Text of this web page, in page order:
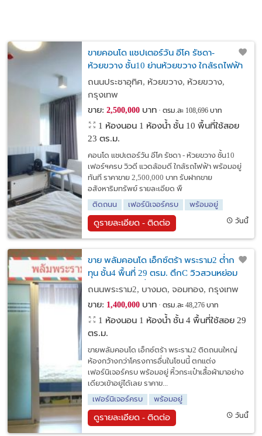
ขายคอนโด แชปเตอร์วัน อีโค รัชดา-
ห้วยขวาง ชั้น10 ย่านห้วยขวาง ใกล้รถไฟฟ้า
พร้อมอยู่ทันที
ถนนประชาอุทิศ, ห้วยขวาง, ห้วยขวาง,
กรุงเทพ
ขาย: 2,500,000บาท ตรม.ละ 108,696 บาท
1 ห้องนอน 1 ห้องน้ำ ชั้น 10 พื้นที่ใช้สอย
23 ตร.ม.
คอนโด แชปเตอร์วัน อีโค รัชดา - ห้วยขวาง ชั้น10
เฟอร์ฯครบ วิวดี แวดล้อมดี ใกล้รถไฟฟ้า พร้อมอยู่
ทันที ราคาขาย 2,500,000 บาท รับฝากขาย
อสังหาริมทรัพย์ รายละเอียด พื
ติดถนน
เฟอร์นิเจอร์ครบ พร้อมอยู่
ดูรายละเอียด - ติดต่อ วันนี้
ขาย พลัมคอนโด เอ็กซ์ตร้า พระราม2 ต่ำกว่า
ทุน ชั้น4 พื้นที่ 29 ตรม. ตึกC วิวสวนหย่อม
พร้อมอยู่ ราคาต่ำกว่าทุน
ถนนพระราม2, บางมด, จอมทอง, กรุงเทพ
ขาย: 1,400,000บาท ตรม.ละ 48,276 บาท
1 ห้องนอน 1 ห้องน้ำ ชั้น 4 พื้นที่ใช้สอย 29
ตร.ม.
ขายพลัมคอนโด เอ็กซ์ตร้า พระราม2 ติดถนนใหญ่
ห้องกว้างกว่าโครงการอื่นในโซนนี้ ตกแต่ง
เฟอร์นิเจอร์ครบ พร้อมอยู่ หิ้วกระเป๋าเสื้อผ้ามาอย่าง
เดียวเข้าอยู่ได้เลย ราคาข...
เฟอร์นิเจอร์ครบ
พร้อมอยู่
ดูรายละเอียด - ติดต่อ วันนี้